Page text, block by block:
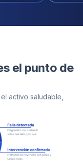
el punto de
activo saludable,